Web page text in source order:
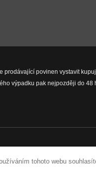
tohoto webu
prodávající povinen vystavit
výpadku pak nejpozději do 48